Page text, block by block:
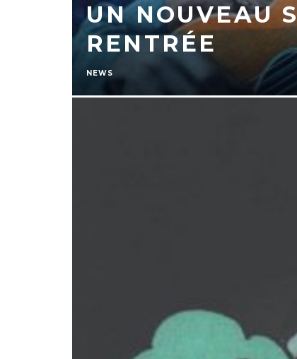
UN NOUVEAU
RENTRÉE
NEWS